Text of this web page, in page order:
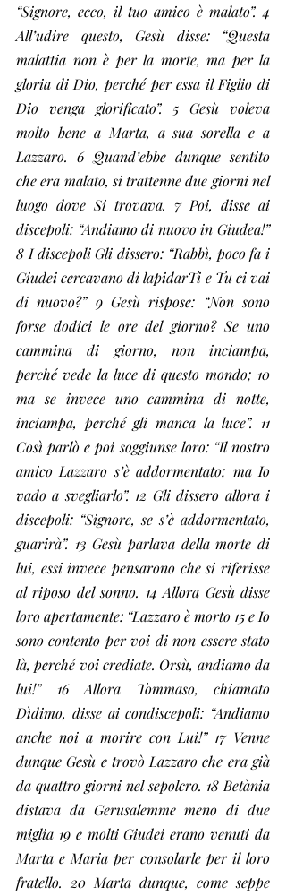
“Signore, ecco, il tuo amico è malato”. 4
All’udire questo, Gesù disse: “Questa
malattia non è per la morte, ma per la
gloria di Dio, perché per essa il Figlio di
Dio venga glorificato”. 5 Gesù voleva
molto bene a Marta, a sua sorella e a
Lazzaro. 6 Quand’ebbe dunque sentito
che era malato, si trattenne due giorni nel
luogo dove Si trovava. 7 Poi, disse ai
discepoli: “Andiamo di nuovo in Giudea!”
8 I discepoli Gli dissero: “Rabbì, poco fa i
Giudei cercavano di lapidarTi e Tu ci vai
di nuovo?” 9 Gesù rispose: “Non sono
forse dodici le ore del giorno? Se uno
cammina di giorno, non inciampa,
perché vede la luce di questo mondo; 10
ma se invece uno cammina di notte,
inciampa, perché gli manca la luce”. 11
Così parlò e poi soggiunse loro: “Il nostro
amico Lazzaro s’è addormentato; ma Io
vado a svegliarlo”. 12 Gli dissero allora i
discepoli: “Signore, se s’è addormentato,
guarirà”. 13 Gesù parlava della morte di
lui, essi invece pensarono che si riferisse
al riposo del sonno. 14 Allora Gesù disse
loro apertamente: “Lazzaro è morto 15 e Io
sono contento per voi di non essere stato
là, perché voi crediate. Orsù, andiamo da
lui!” 16 Allora Tommaso, chiamato
Dìdimo, disse ai condiscepoli: “Andiamo
anche noi a morire con Lui!” 17 Venne
dunque Gesù e trovò Lazzaro che era già
da quattro giorni nel sepolcro. 18 Betània
distava da Gerusalemme meno di due
miglia 19 e molti Giudei erano venuti da
Marta e Maria per consolarle per il loro
fratello. 20 Marta dunque, come seppe